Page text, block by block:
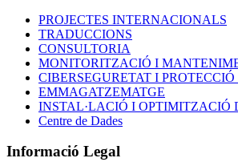
PROJECTES INTERNACIONALS
TRADUCCIONS
CONSULTORIA
MONITORITZACIÓ I
CIBERSEGURETAT I
EMMAGATZEMATGE
INSTAL·LACIÓ I OPTIMITZACIÓ
Centre de Dades
Informació Legal